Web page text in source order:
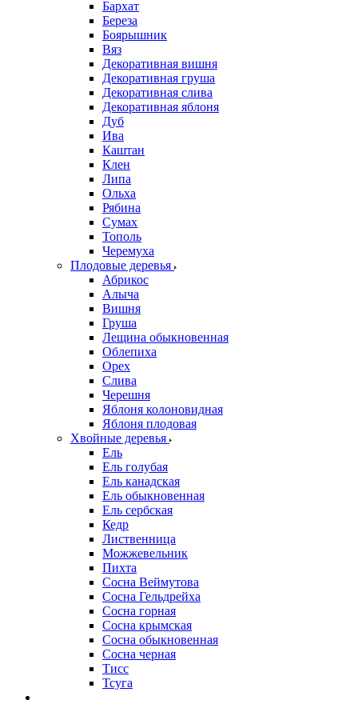
Бархат
Береза
Боярышник
Вяз
Декоративная вишня
Декоративная груша
Декоративная слива
Декоративная яблоня
Дуб
Ива
Каштан
Клен
Липа
Ольха
Рябина
Сумах
Тополь
Черемуха
Плодовые деревья
Абрикос
Алыча
Вишня
Груша
Лещина обыкновенная
Облепиха
Орех
Слива
Черешня
Яблоня колоновидная
Яблоня плодовая
Хвойные деревья
Ель
Ель голубая
Ель канадская
Ель обыкновенная
Ель сербская
Кедр
Лиственница
Можжевельник
Пихта
Сосна Веймутова
Сосна Гельдрейха
Сосна горная
Сосна крымская
Сосна обыкновенная
Сосна черная
Тисс
Тсуга